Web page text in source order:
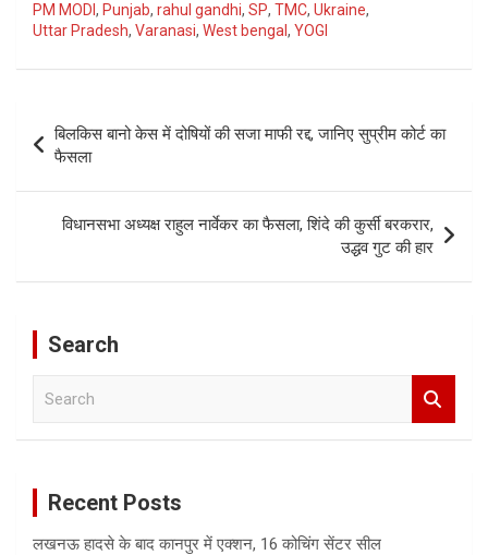
PM MODI , Punjab, rahul gandhi, SP, TMC, Ukraine,
Uttar Pradesh, Varanasi, West bengal , YOGI
navigation
बिलकिस बानो केस में दोषियों की सजा माफी रद्द, जानिए सुप्रीम कोर्ट का
फैसला
विधानसभा अध्यक्ष राहुल नार्वेकर का फैसला, शिंदे की कुर्सी बरकरार,
उद्धव गुट की हार
Search
Recent Posts
लखनऊ हादसे के बाद कानपुर में एक्शन, 16 कोचिंग सेंटर सील